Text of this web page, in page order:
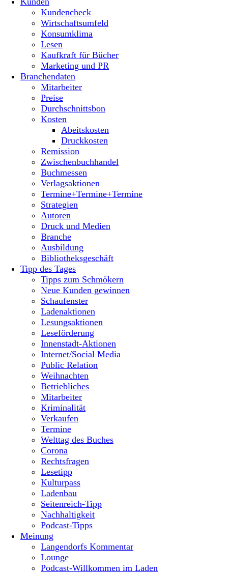
Kundencheck
Wirtschaftsumfeld
Konsumklima
Lesen
Kaufkraft für Bücher
Marketing und PR
Branchendaten
Mitarbeiter
Preise
Durchschnittsbon
Kosten
Abeitskosten
Druckkosten
Remission
Zwischenbuchhandel
Buchmessen
Verlagsaktionen
Termine+Termine+Termine
Strategien
Autoren
Druck und Medien
Branche
Ausbildung
Bibliotheksgeschäft
Tipp des Tages
Tipps zum Schmökern
Neue Kunden gewinnen
Schaufenster
Ladenaktionen
Lesungsaktionen
Leseförderung
Innenstadt-Aktionen
Internet/Social Media
Public Relation
Weihnachten
Betriebliches
Mitarbeiter
Kriminalität
Verkaufen
Termine
Welttag des Buches
Corona
Rechtsfragen
Lesetipp
Kulturpass
Ladenbau
Seitenreich-Tipp
Nachhaltigkeit
Podcast-Tipps
Meinung
Langendorfs Kommentar
Lounge
Podcast-Willkommen im Laden